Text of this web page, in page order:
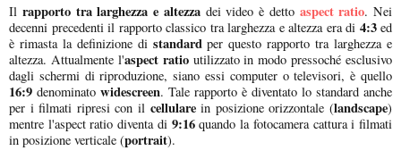
Il rapporto tra larghezza e altezzadei video è detto aspect ratio. Nei
decenni precedenti il rapporto classico tra larghezza e altezza era di 4:3 ed
è rimasta la definizione distandardper questo rapporto tra larghezza e
altezza. Attualmente l'aspect ratioutilizzato in modo pressoché esclusivo
dagli schermi di riproduzione, siano essi computer o televisori, è quello
16:9 denominato widescreen. Tale rapporto è diventato lo standard anche
per i filmati ripresi con il cellularein posizione orizzontale (landscape)
mentre l'aspect ratio diventa di 9:16quando la fotocamera cattura i filmati
in posizione verticale (portrait).